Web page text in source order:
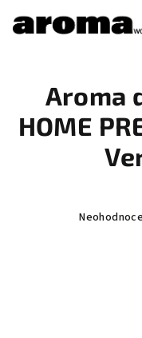
obsah
Aroma
HOME
Průměrné